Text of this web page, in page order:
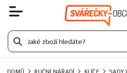
DOMŮ RUČNÍ NÁŘADÍ KLÍČE
SADY